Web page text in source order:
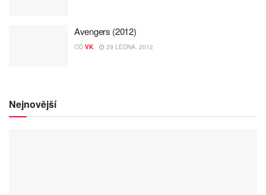
Avengers (2012)
OD VK 29 LEDNA, 2012
Nejnovější